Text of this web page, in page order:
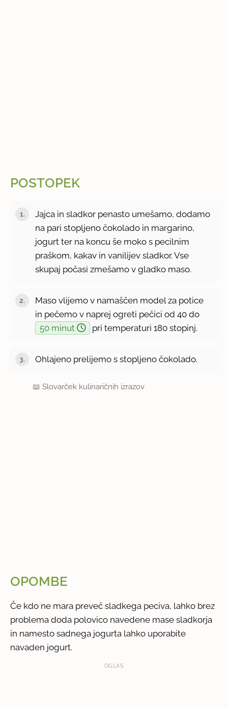
POSTOPEK
Jajca in sladkor penasto umešamo, dodamo
na pari stopljeno čokolado in margarino,
jogurt ter na koncu še moko s pecilnim
praškom, kakav in vanilijev sladkor. Vse
skupaj počasi zmešamo v gladko maso.
Maso vlijemo v namaščen model za potice
in pečemo v naprej ogreti pečici od 40 do
50 minut
pri temperaturi 180 stopinj.
Ohlajeno prelijemo s stopljeno čokolado.
📖Slovarček kulinaričnih izrazov
OPOMBE
Če kdo ne mara preveč sladkega peciva, lahko brez
problema doda polovico navedene mase sladkorja
in namesto sadnega jogurta lahko uporabite
navaden jogurt.
OGLAS